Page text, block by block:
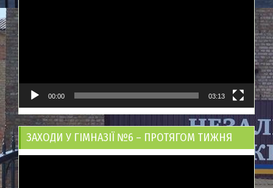
00:00 03:13
ЗАХОДИ У ГІМНАЗІЇ №6 – ПРОТЯГОМ ТИЖНЯ